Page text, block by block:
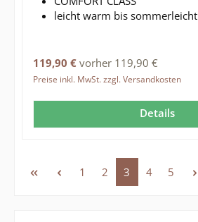
leicht warm bis sommerleicht
Regulärer Preis:
119,90 € vorher 119,90 €
Preise inkl. MwSt. zzgl. Versandkosten
Details
Seite
1 Seite
2 Seite
3 Seite
4 Seite
5